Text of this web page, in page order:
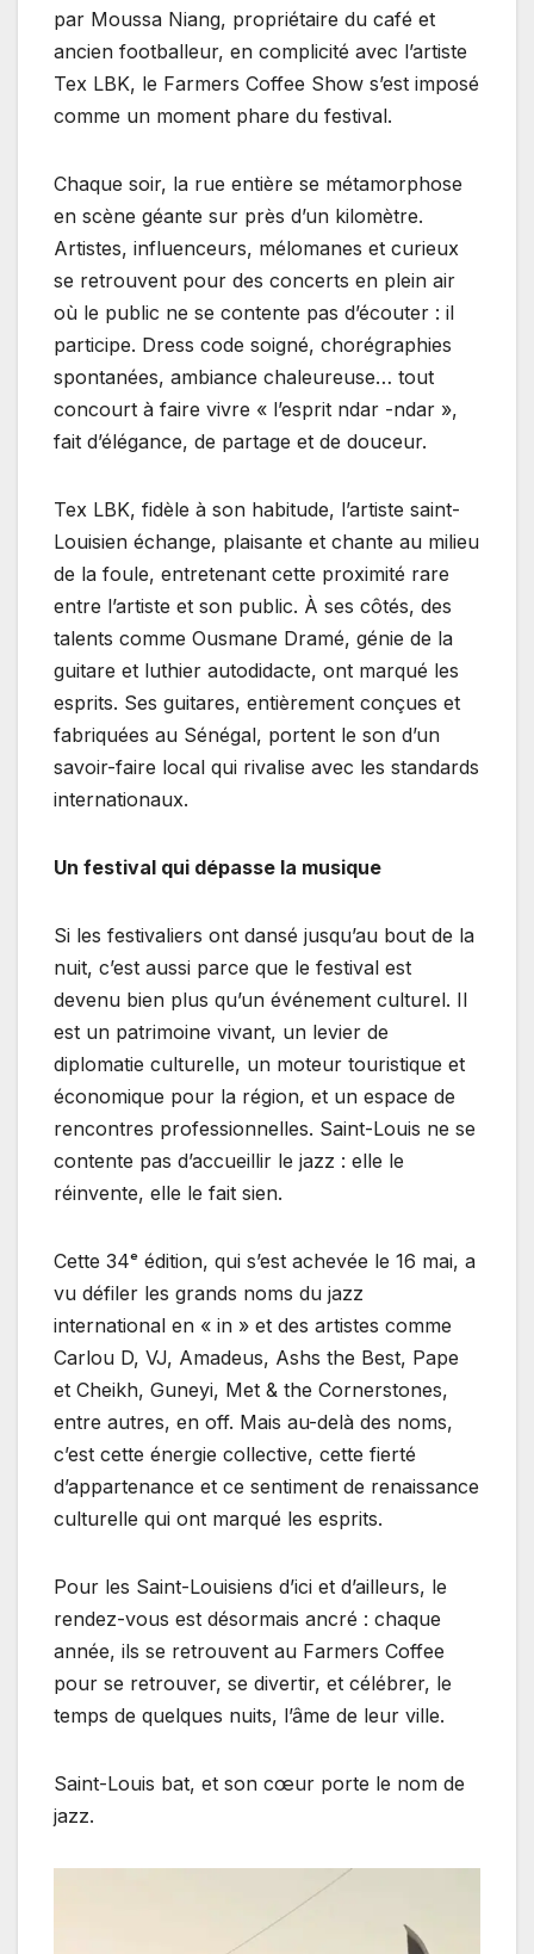
par Moussa Niang, propriétaire du café et
ancien footballeur, en complicité avec l’artiste
Tex LBK, le Farmers Coffee Show s’est imposé
comme un moment phare du festival.
Chaque soir, la rue entière se métamorphose
en scène géante sur près d’un kilomètre.
Artistes, influenceurs, mélomanes et curieux
se retrouvent pour des concerts en plein air
où le public ne se contente pas d’écouter : il
participe. Dress code soigné, chorégraphies
spontanées, ambiance chaleureuse… tout
concourt à faire vivre « l’esprit ndar -ndar »,
fait d’élégance, de partage et de douceur.
Tex LBK, fidèle à son habitude, l’artiste saint-
Louisien échange, plaisante et chante au milieu
de la foule, entretenant cette proximité rare
entre l’artiste et son public. À ses côtés, des
talents comme Ousmane Dramé, génie de la
guitare et luthier autodidacte, ont marqué les
esprits. Ses guitares, entièrement conçues et
fabriquées au Sénégal, portent le son d’un
savoir-faire local qui rivalise avec les standards
internationaux.
Un festival qui dépasse la musique
Si les festivaliers ont dansé jusqu’au bout de la
nuit, c’est aussi parce que le festival est
devenu bien plus qu’un événement culturel. Il
est un patrimoine vivant, un levier de
diplomatie culturelle, un moteur touristique et
économique pour la région, et un espace de
rencontres professionnelles. Saint-Louis ne se
contente pas d’accueillir le jazz : elle le
réinvente, elle le fait sien.
Cette 34ᵉ édition, qui s’est achevée le 16 mai, a
vu défiler les grands noms du jazz
international en « in » et des artistes comme
Carlou D, VJ, Amadeus, Ashs the Best, Pape
et Cheikh, Guneyi, Met & the Cornerstones,
entre autres, en off. Mais au-delà des noms,
c’est cette énergie collective, cette fierté
d’appartenance et ce sentiment de renaissance
culturelle qui ont marqué les esprits.
Pour les Saint-Louisiens d’ici et d’ailleurs, le
rendez-vous est désormais ancré : chaque
année, ils se retrouvent au Farmers Coffee
pour se retrouver, se divertir, et célébrer, le
temps de quelques nuits, l’âme de leur ville.
Saint-Louis bat, et son cœur porte le nom de
jazz.